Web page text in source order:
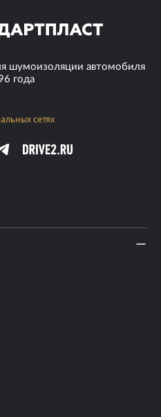
шумоизоляции автомобиля
года
сетях